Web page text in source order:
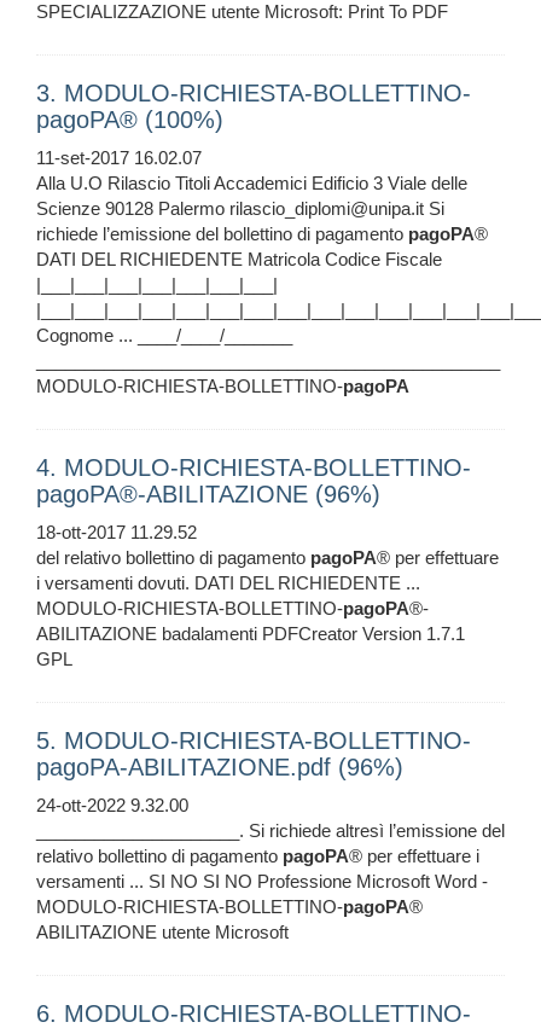
SPECIALIZZAZIONE utente Microsoft: Print To PDF
3. MODULO-RICHIESTA-BOLLETTINO-
pagoPA® (100%)
11-set-2017 16.02.07
Alla U.O Rilascio Titoli Accademici Edificio 3 Viale delle
Scienze 90128 Palermo rilascio_diplomi@unipa.it Si
richiede l’emissione del bollettino di pagamento pagoPA®
DATI DEL RICHIEDENTE Matricola Codice Fiscale
|___|___|___|___|___|___|___|
Cognome ... ____/____/_______
MODULO-RICHIESTA-BOLLETTINO-pagoPA
4. MODULO-RICHIESTA-BOLLETTINO-
pagoPA®-ABILITAZIONE (96%)
18-ott-2017 11.29.52
del relativo bollettino di pagamento pagoPA® per effettuare
i versamenti dovuti. DATI DEL RICHIEDENTE ...
MODULO-RICHIESTA-BOLLETTINO-pagoPA®-
ABILITAZIONE badalamenti PDFCreator Version 1.7.1
GPL
5. MODULO-RICHIESTA-BOLLETTINO-
pagoPA-ABILITAZIONE.pdf (96%)
24-ott-2022 9.32.00
_____________________. Si richiede altresì l’emissione del
relativo bollettino di pagamento pagoPA® per effettuare i
versamenti ... SI NO SI NO Professione Microsoft Word -
MODULO-RICHIESTA-BOLLETTINO-pagoPA®
ABILITAZIONE utente Microsoft
6. MODULO-RICHIESTA-BOLLETTINO-